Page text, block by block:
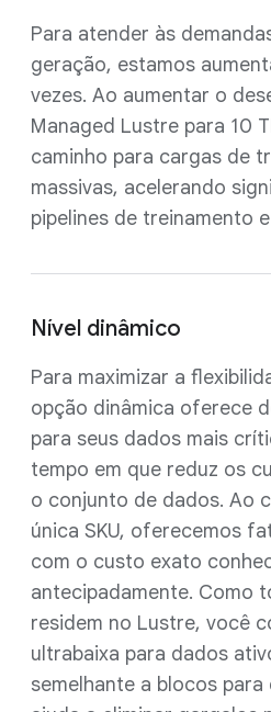
Para atender às
geração, estamos
vezes. Ao aumentar o
Managed Lustre para 10
caminho para cargas de
massivas, acelerando
pipelines de treinamento
Nível dinâmico
Para maximizar a
opção dinâmica oferece
para seus dados mais
tempo em que reduz os
o conjunto de dados. Ao
única SKU, oferecemos
com o custo exato
antecipadamente. Como
residem no Lustre, você
ultrabaixa para dados
semelhante a blocos